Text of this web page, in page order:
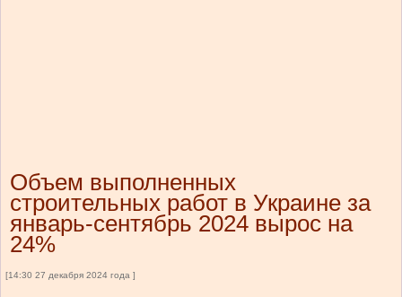
Объем выполненных
строительных работ в Украине за
январь-сентябрь 2024 вырос на
24%
[14:30 27 декабря 2024 года ]